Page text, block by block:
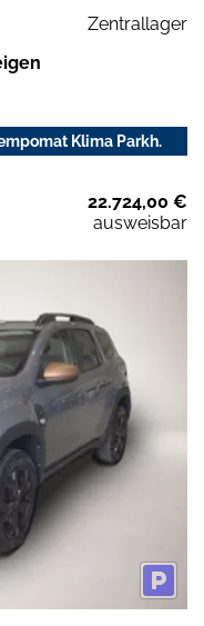
Zentrallager
Klima Parkh.
22.724,00 €
ausweisbar